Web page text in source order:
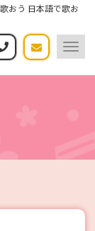
おう 日本語で歌お